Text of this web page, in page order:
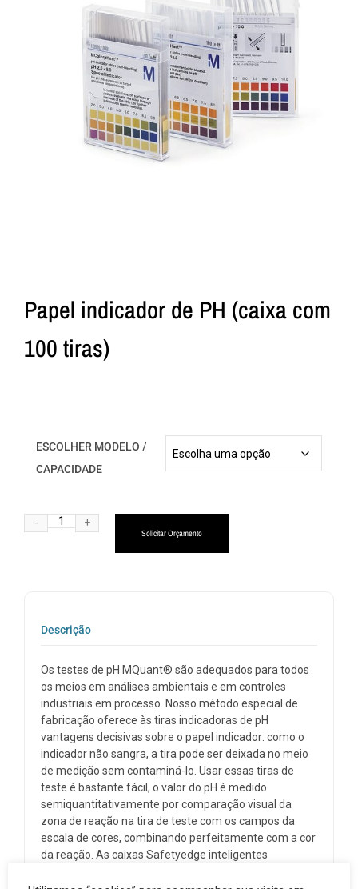
Papel indicador de PH (caixa com
100 tiras)
ESCOLHER MODELO /
CAPACIDADE
Solicitar Orçamento
Descrição
Os testes de pH MQuant® são adequados para todos
os meios em análises ambientais e em controles
industriais em processo. Nosso método especial de
fabricação oferece às tiras indicadoras de pH
vantagens decisivas sobre o papel indicador: como o
indicador não sangra, a tira pode ser deixada no meio
de medição sem contaminá-lo. Usar essas tiras de
teste é bastante fácil, o valor do pH é medido
semiquantitativamente por comparação visual da
zona de reação na tira de teste com os campos da
escala de cores, combinando perfeitamente com a cor
da reação. As caixas Safetyedge inteligentes